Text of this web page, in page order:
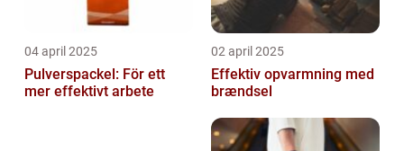
04 april 2025
Pulverspackel: För ett
mer effektivt arbete
02 april 2025
Effektiv opvarmning med
brændsel